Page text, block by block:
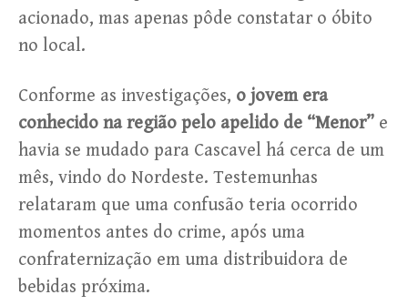
acionado, mas apenas pôde constatar o óbito
no local.
Conforme as investigações, o jovem era
conhecido na região pelo apelido de “Menor” e
havia se mudado para Cascavel há cerca de um
mês, vindo do Nordeste. Testemunhas
relataram que uma confusão teria ocorrido
momentos antes do crime, após uma
confraternização em uma distribuidora de
bebidas próxima.